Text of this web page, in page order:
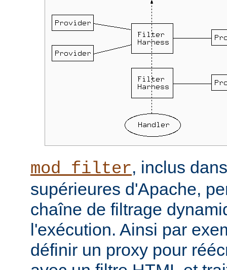
mod_filter, inclus
supérieures d'Apache,
chaîne de filtrage
l'exécution. Ainsi par
définir un proxy pour